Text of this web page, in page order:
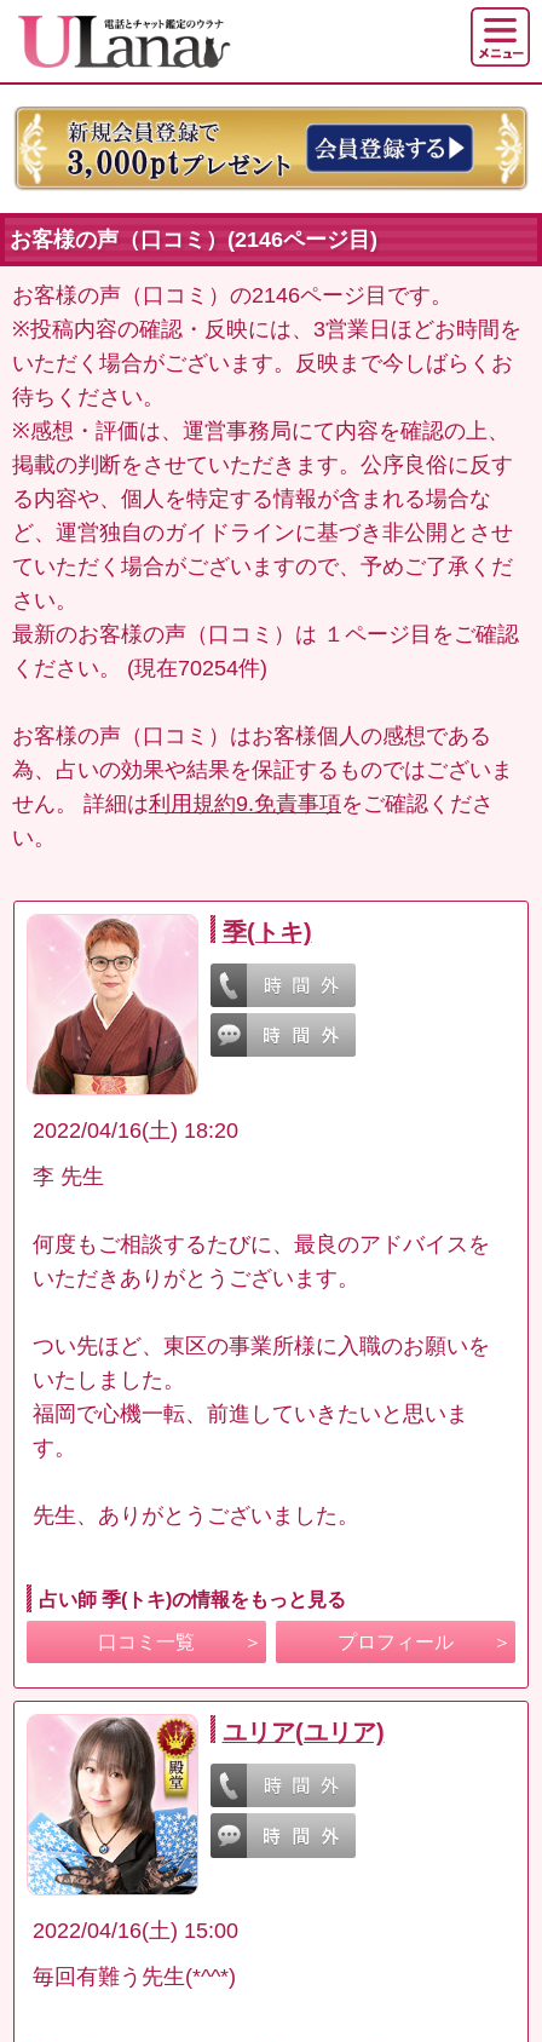
お客様の声（口コミ）(2146ページ目)
お客様の声（口コミ）の2146ページ目です。
※投稿内容の確認・反映には、3営業日ほどお時間を
いただく場合がございます。反映まで今しばらくお
待ちください。
※感想・評価は、運営事務局にて内容を確認の上、
掲載の判断をさせていただきます。公序良俗に反す
る内容や、個人を特定する情報が含まれる場合な
ど、運営独自のガイドラインに基づき非公開とさせ
ていただく場合がございますので、予めご了承くだ
さい。
最新のお客様の声（口コミ）は １ページ目 をご確認
ください。 (現在70254件)
お客様の声（口コミ）はお客様個人の感想である
為、占いの効果や結果を保証するものではございま
せん。 詳細は利用規約9.免責事項をご確認くださ
い。
季(トキ)
2022/04/16(土) 18:20
李 先生
何度もご相談するたびに、最良のアドバイスを
いただきありがとうございます。
つい先ほど、東区の事業所様に入職のお願いを
いたしました。
福岡で心機一転、前進していきたいと思いま
す。
先生、ありがとうございました。
占い師 季(トキ)の情報をもっと見る
口コミ一覧 プロフィール
ユリア(ユリア)
2022/04/16(土) 15:00
毎回有難う先生(*^^*)